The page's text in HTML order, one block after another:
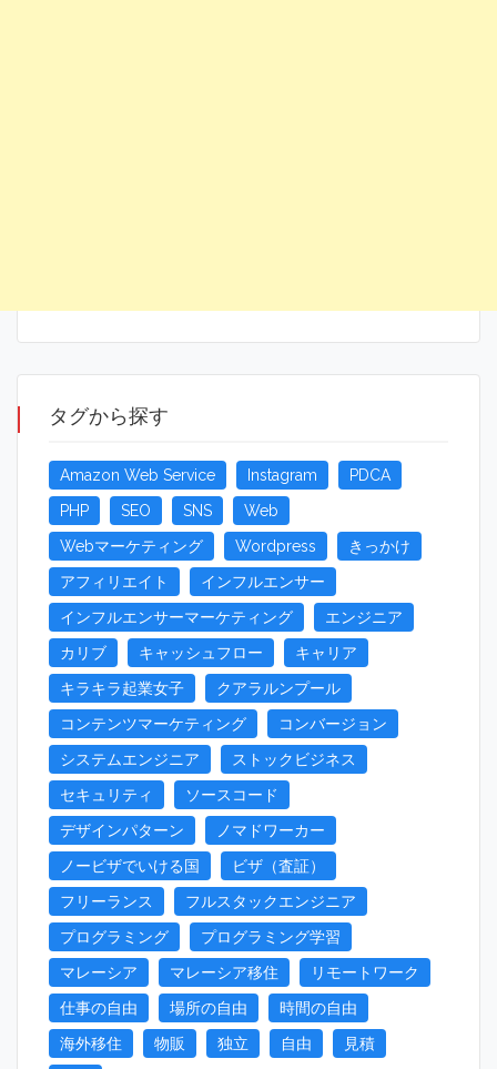
タグから探す
Amazon Web Service Instagram
PDCA
PHP
SEO SNS
Web
Webマーケティング
Wordpress
きっかけ
アフィリエイト
インフルエンサー
インフルエンサーマーケティング
エンジニア
カリブ
キャッシュフロー
キャリア
キラキラ起業女子
クアラルンプール
コンテンツマーケティング
コンバージョン
システムエンジニア
ストックビジネス
セキュリティ
ソースコード
デザインパターン
ノマドワーカー
ノービザでいける国
ビザ（査証）
フリーランス
フルスタックエンジニア
プログラミング
プログラミング学習
マレーシア
マレーシア移住
リモートワーク
仕事の自由
場所の自由
時間の自由
海外移住
物販 独立 自由 見積